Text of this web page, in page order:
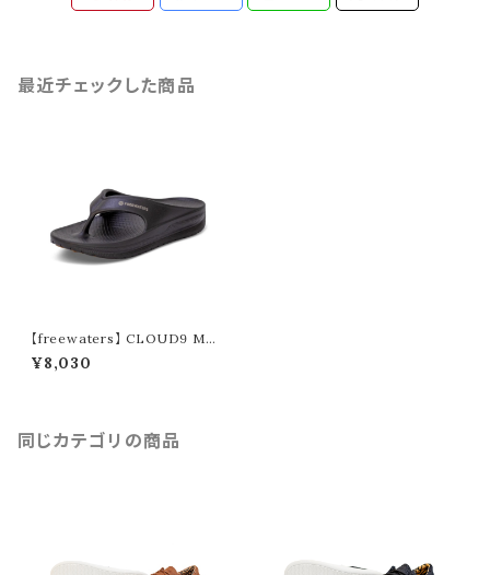
最近チェックした商品
【freewaters】 CLOUD9 MA
XX (black)
¥8,030
同じカテゴリの商品